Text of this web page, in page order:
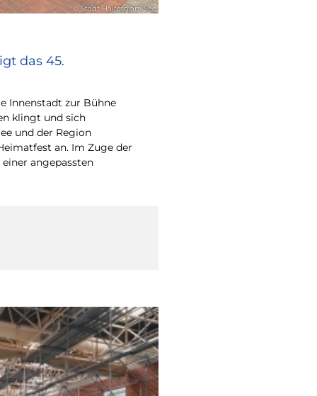
© Stadt Haltern am See
das 45.
Innenstadt zur Bühne
klingt und sich
und der Region
an. Im Zuge der
angepassten